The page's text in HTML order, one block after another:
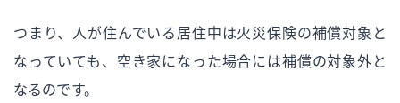
つまり、人が住んでいる居住中は火災保険の補償対象と
なっていても、空き家になった場合には補償の対象外と
なるのです。